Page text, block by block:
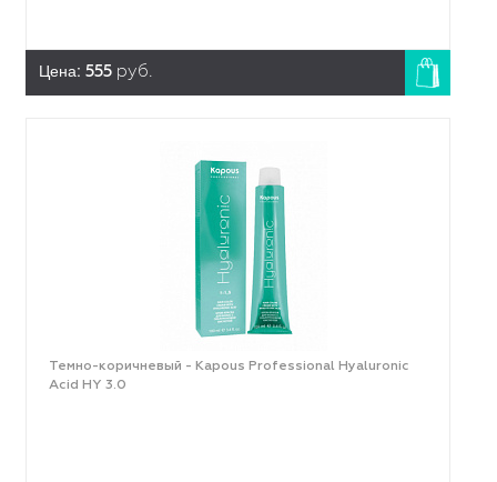
Цена: 555 руб.
Темно-коричневый - Kapous Professional Hyaluronic
Acid HY 3.0